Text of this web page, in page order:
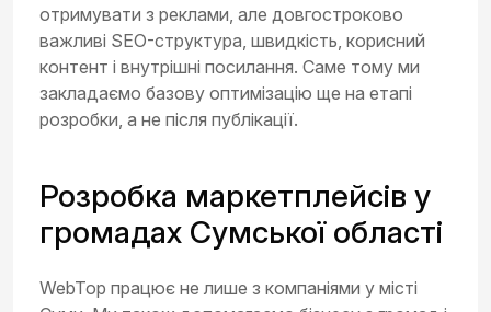
отримувати з реклами, але довгостроково
важливі SEO-структура, швидкість, корисний
контент і внутрішні посилання. Саме тому ми
закладаємо базову оптимізацію ще на етапі
розробки, а не після публікації.
Розробка маркетплейсів у
громадах Сумської області
WebTop працює не лише з компаніями у місті